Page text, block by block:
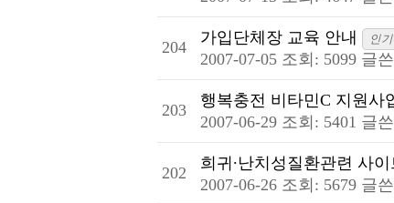
204
가입단체장 교육 안내 인기
2007-07-05 조회: 5099 글
203
행복충전 비타민C 지원사
2007-06-29 조회: 5401 글
202
희귀∙난치성질환관련 사
2007-06-26 조회: 5679 글